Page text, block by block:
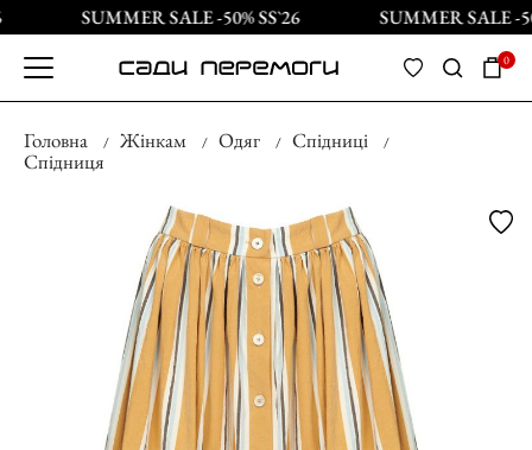
SUMMER SALE -50% SS`26 SUMMER SALE -
0
Головна Жінкам Одяг
Спідниці
Спідниця